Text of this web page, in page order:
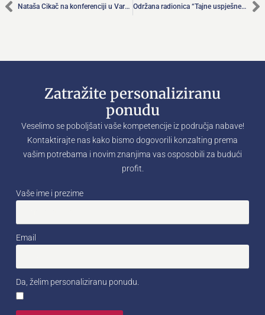
Nataša Cikač na konferenciji u Varaždinu ispričala svoj poduzetnički put Održana radionica “Tajne uspješne nabave” koju je vodila Nataša Cikač
Zatražite personaliziranu
ponudu
Veselimo se poboljšati vaše kompetencije iz područja nabave!
Kontaktirajte nas kako bismo dogovorili konzalting prema
vašim potrebama i novim znanjima vas osposobili za budući
profit.
Vaše ime i prezime
Email
Da, želim personaliziranu ponudu.